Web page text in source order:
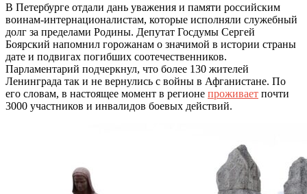
В Петербурге отдали дань уважения и памяти российским
воинам-интернационалистам, которые исполняли служебный
долг за пределами Родины. Депутат Госдумы Сергей
Боярский напомнил горожанам о значимой в истории страны
дате и подвигах погибших соотечественников.
Парламентарий подчеркнул, что более 130 жителей
Ленинграда так и не вернулись с войны в Афганистане. По
его словам, в настоящее момент в регионе проживает почти
3000 участников и инвалидов боевых действий.